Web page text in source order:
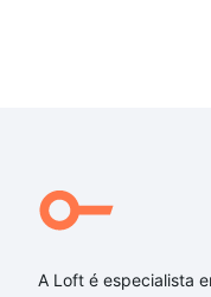
A Loft é especialista